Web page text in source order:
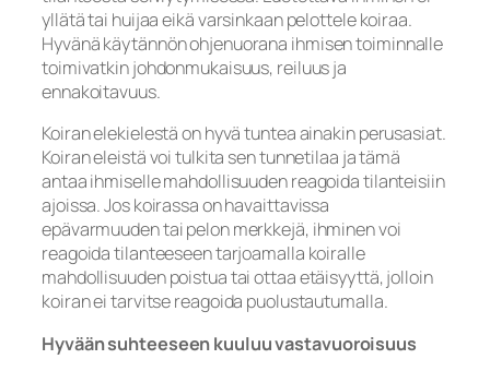
yllätä tai huijaa eikä varsinkaan pelottele koiraa.
Hyvänä käytännön ohjenuorana ihmisen toiminnalle
toimivatkin johdonmukaisuus, reiluus ja
ennakoitavuus.
Koiran elekielestä on hyvä tuntea ainakin perusasiat.
Koiran eleistä voi tulkita sen tunnetilaa ja tämä
antaa ihmiselle mahdollisuuden reagoida tilanteisiin
ajoissa. Jos koirassa on havaittavissa
epävarmuuden tai pelon merkkejä, ihminen voi
reagoida tilanteeseen tarjoamalla koiralle
mahdollisuuden poistua tai ottaa etäisyyttä, jolloin
koiran ei tarvitse reagoida puolustautumalla.
Hyvään suhteeseen kuuluu vastavuoroisuus